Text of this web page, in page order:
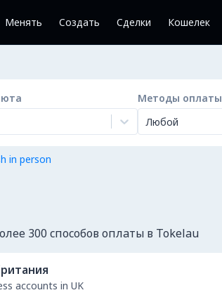
Менять Создать Сделки Кошелек
Методы оплаты
Любой
in person
300 способов оплаты в Tokelau
accounts in UK